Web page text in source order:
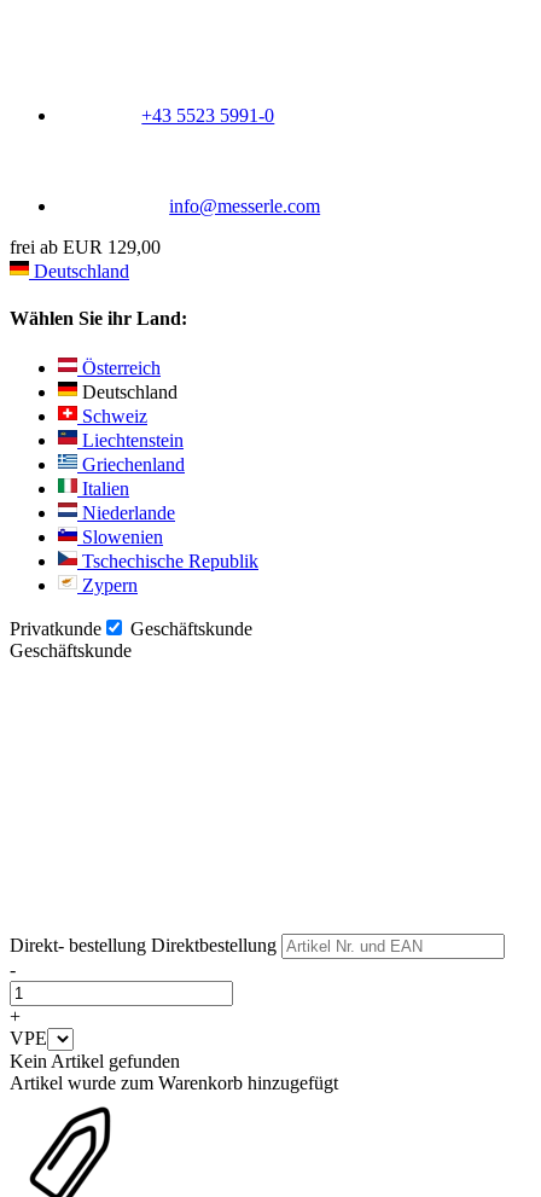
+43 5523 5991-0
info@messerle.com
frei ab EUR 129,00
Deutschland
Wählen Sie ihr Land:
Österreich
Deutschland
Schweiz
Liechtenstein
Griechenland
Italien
Niederlande
Slowenien
Tschechische Republik
Zypern
Privatkunde
Geschäftskunde
Geschäftskunde
Direkt- bestellung Direktbestellung
-
+
VPE
Kein Artikel gefunden
Artikel wurde zum Warenkorb hinzugefügt